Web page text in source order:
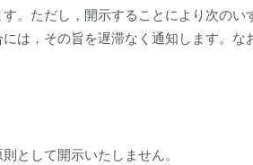
。ただし，開示することにより次のい
は，その旨を遅滞なく通知します。な
として開示いたしません。